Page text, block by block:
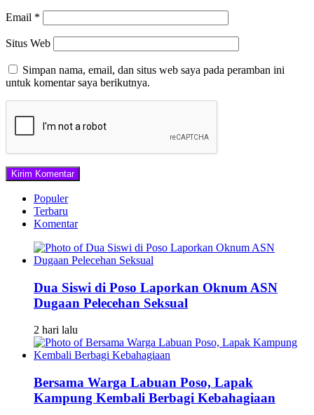
Email *
Situs Web
Simpan nama, email, dan situs web saya pada peramban ini
untuk komentar saya berikutnya.
Populer
Terbaru
Komentar
Dua Siswi di Poso Laporkan Oknum ASN
Dugaan Pelecehan Seksual
2 hari lalu
Bersama Warga Labuan Poso, Lapak
Kampung Kembali Berbagi Kebahagiaan